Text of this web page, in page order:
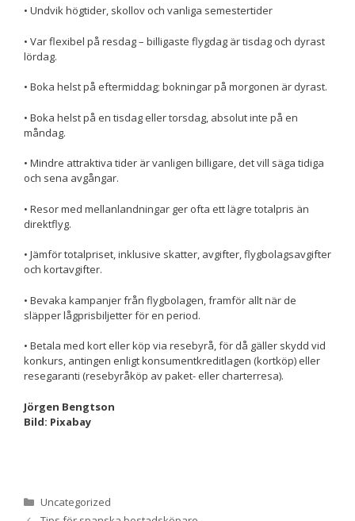
• Undvik högtider, skollov och vanliga semestertider
• Var flexibel på resdag – billigaste flygdag är tisdag och dyrast
lördag.
• Boka helst på eftermiddag; bokningar på morgonen är dyrast.
• Boka helst på en tisdag eller torsdag, absolut inte på en
måndag.
• Mindre attraktiva tider är vanligen billigare, det vill säga tidiga
och sena avgångar.
• Resor med mellanlandningar ger ofta ett lägre totalpris än
direktflyg.
• Jämför totalpriset, inklusive skatter, avgifter, flygbolagsavgifter
och kortavgifter.
• Bevaka kampanjer från flygbolagen, framför allt när de
släpper lågprisbiljetter för en period.
• Betala med kort eller köp via resebyrå, för då gäller skydd vid
konkurs, antingen enligt konsumentkreditlagen (kortköp) eller
resegaranti (resebyråköp av paket- eller charterresa).
Jörgen Bengtson
Bild: Pixabay
Kategorier
Uncategorized
hemsida ska
bra som
besök. Om
här kakorna
att försvinna
från
Genom att dela
beteende när du
personligt
anpassat innehåll
och erbjudanden.